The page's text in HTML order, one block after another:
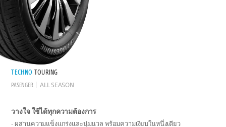
TECHNO TOURING
PASENGER ALL SEASON
วางใจ ใช้ได้ทุกความต้องการ
ผสานความแข็งแกร่งและนุ่มนวล พร้อมความเงียบในหนึ่งเดียว